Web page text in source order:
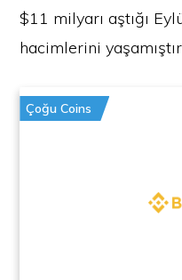
$11 milyarı aştığı
hacimlerini
Çoğu Coins